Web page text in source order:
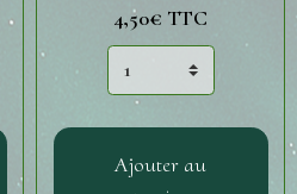
4,50€ TTC
Ajouter au